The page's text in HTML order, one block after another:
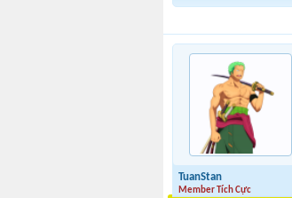
TuanStan
Member Tích Cực